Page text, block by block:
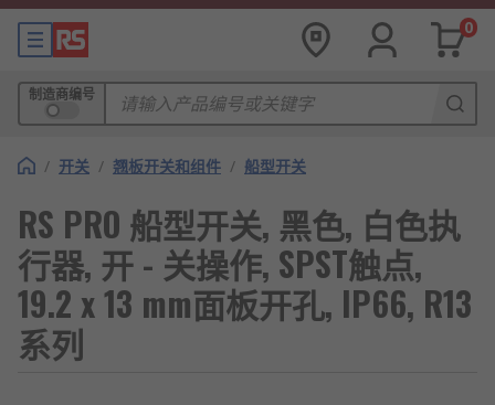
0
制造商编号
/ 开关 / 翘板开关和组件 / 船型开关
RS PRO 船型开关, 黑色, 白色执
行器, 开 - 关操作, SPST触点,
19.2 x 13 mm面板开孔, IP66, R13
系列